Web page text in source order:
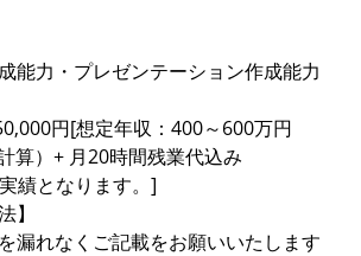
能力・プレゼンテーション作成能力
円[想定年収：400～600万円
算）+ 月20時間残業代込み
績となります。]
】
漏れなくご記載をお願いいたします